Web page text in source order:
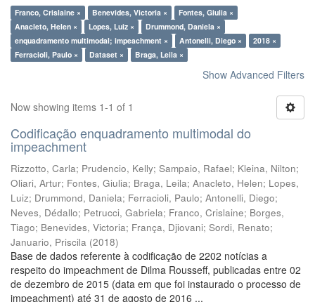
Franco, Crislaine × Benevides, Victoria ×
Fontes, Giulia ×
Anacleto, Helen ×
Lopes, Luiz ×
Drummond, Daniela ×
enquadramento multimodal; impeachment ×
Antonelli, Diego ×
2018 ×
Ferracioli, Paulo ×
Dataset × Braga, Leila ×
Show Advanced Filters
Now showing items 1-1 of 1
Codificação enquadramento multimodal do
impeachment
Rizzotto, Carla; Prudencio, Kelly; Sampaio, Rafael; Kleina, Nilton;
Oliari, Artur; Fontes, Giulia; Braga, Leila; Anacleto, Helen; Lopes,
Luiz; Drummond, Daniela; Ferracioli, Paulo; Antonelli, Diego;
Neves, Dédallo; Petrucci, Gabriela; Franco, Crislaine; Borges,
Tiago; Benevides, Victoria; França, Djiovani; Sordi, Renato;
Januario, Priscila (2018)
Base de dados referente à codificação de 2202 notícias a
respeito do impeachment de Dilma Rousseff, publicadas entre 02
de dezembro de 2015 (data em que foi instaurado o processo de
impeachment) até 31 de agosto de 2016 ...